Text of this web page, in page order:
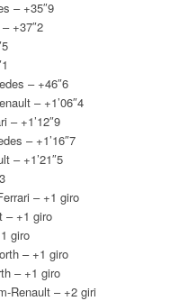
– +35″9
+37″2
– +46″6
– +1’06″4
– +1’12″9
– +1’16″7
– +1’21″5
– +1 giro
– +1 giro
giro
– +1 giro
– +1 giro
Renault – +2 giri